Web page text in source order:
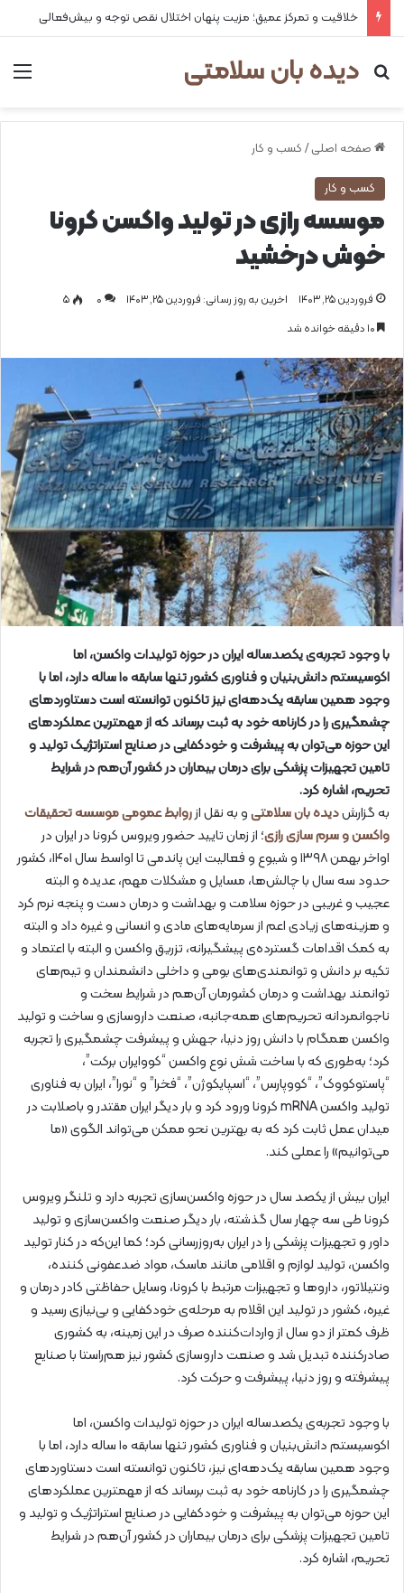
خلاقیت و تمرکز عمیق؛ مزیت پنهان اختلال نقص توجه و بیش‌فعالی
دیده بان سلامتی
جستجو برای
صفحه اصلی / کسب و کار
کسب و کار
موسسه رازی در تولید واکسن کرونا
خوش درخشید
فروردین ۲۵, ۱۴۰۳ اخرین به روز رسانی: فروردین ۲۵, ۱۴۰۳ 0
۵
با وجود تجربه‌ی یکصدساله ایران در حوزه تولیدات واکسن، اما
اکوسیستم دانش‌بنیان و فناوری کشور تنها سابقه ۱۰ ساله دارد، اما با
وجود همین سابقه یک‌دهه‌ای نیز تاکنون توانسته است دستاوردهای
چشمگیری را در کارنامه خود به ثبت برساند که از مهمترین عملکردهای
این حوزه می‌توان به پیشرفت و خودکفایی در صنایع استراتژیک تولید و
تامین تجهیزات پزشکی برای درمان بیماران در کشور آن‌هم در شرایط
تحریم، اشاره کرد.
به گزارشدیده بان سلامتیو به نقل ازروابط عمومی موسسه تحقیقات
واکسن و سرم سازی رازی؛ از زمان تایید حضور ویروس کرونا در ایران در
اواخر بهمن ۱۳۹۸ و شیوع و فعالیت این پاندمی تا اواسط سال ۱۴۰۱، کشور
حدود سه سال با چالش‌ها، مسایل و مشکلات مهم، عدیده و البته
عجیب و غریبی در حوزه سلامت و بهداشت و درمان دست و پنجه نرم کرد
و هزینه‌های زیادی اعم از سرمایه‌های مادی و انسانی و غیره داد و البته
به کمک اقدامات گسترده‌ی پیشگیرانه‌، تزریق واکسن و البته با اعتماد و
تکیه بر دانش و توانمندی‌های بومی و داخلی دانشمندان و تیم‌های
توانمند بهداشت و درمان کشورمان آن‌هم در شرایط سخت و
ناجوانمردانه تحریم‌های همه‌جانبه، صنعت داروسازی و ساخت و تولید
واکسن همگام با دانش روز دنیا، جهش و پیشرفت چشمگیری را تجربه
کرد؛ به‌طوری که با ساخت شش نوع واکسن “کووایران برکت”،
“پاستوکووک”، “کووپارس”، “اسپایکوژن”، “فخرا” و “نورا”، ایران به فناوری
تولید واکسن mRNA کرونا ورود کرد و بار دیگر ایران مقتدر و باصلابت در
میدان عمل ثابت کرد که به بهترین نحو ممکن می‌تواند الگوی «ما
می‌توانیم» را عملی کند.
ایران بیش از یکصد سال در حوزه واکسن‌سازی تجربه دارد و تلنگر ویروس
کرونا طی سه چهار سال گذشته، بار دیگر صنعت واکسن‌سازی و تولید
داور و تجهیزات پزشکی را در ایران به‌روزرسانی کرد؛ کما این‌که در کنار تولید
واکسن، تولید لوازم و اقلامی مانند ماسک، مواد ضدعفونی کننده،
ونتیلاتور، داروها و تجهیزات مرتبط با کرونا، وسایل حفاظتی کادر درمان و
غیره، کشور در تولید این اقلام به مرحله‌ی خودکفایی و بی‌نیازی رسید و
ظرف کمتر از دو سال از واردات‌کننده صرف در این زمینه، به کشوری
صادرکننده تبدیل شد و صنعت داروسازی کشور نیز هم‌راستا با صنایع
پیشرفته و روز دنیا، پیشرفت و حرکت کرد.
با وجود تجربه‌ی یکصدساله ایران در حوزه تولیدات واکسن، اما
اکوسیستم دانش‌بنیان و فناوری کشور تنها سابقه ۱۰ ساله دارد، اما با
وجود همین سابقه یک‌دهه‌ای نیز، تاکنون توانسته است دستاوردهای
چشمگیری را در کارنامه خود به ثبت برساند که از مهمترین عملکردهای
این حوزه می‌توان به پیشرفت و خودکفایی در صنایع استراتژیک و تولید و
تامین تجهیزات پزشکی برای درمان بیماران در کشور آن‌هم در شرایط
تحریم، اشاره کرد.